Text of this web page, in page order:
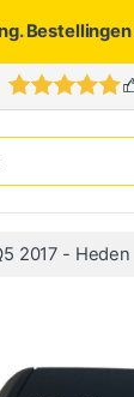
2017 - Heden